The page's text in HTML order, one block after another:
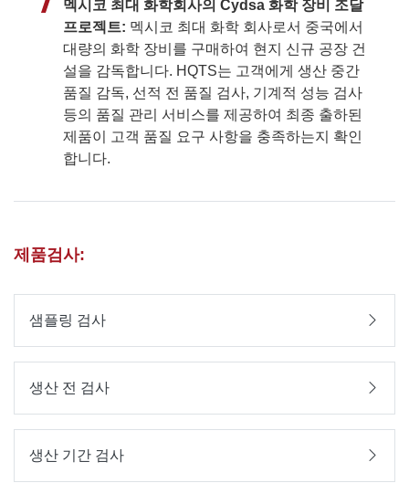
멕시코 최대 화학회사의 Cydsa 화학 장비 조달
프로젝트: 멕시코 최대 화학 회사로서 중국에서
대량의 화학 장비를 구매하여 현지 신규 공장 건
설을 감독합니다. HQTS는 고객에게 생산 중간
품질 감독, 선적 전 품질 검사, 기계적 성능 검사
등의 품질 관리 서비스를 제공하여 최종 출하된
제품이 고객 품질 요구 사항을 충족하는지 확인
합니다.
제품검사:
샘플링 검사
생산 전 검사
생산 기간 검사